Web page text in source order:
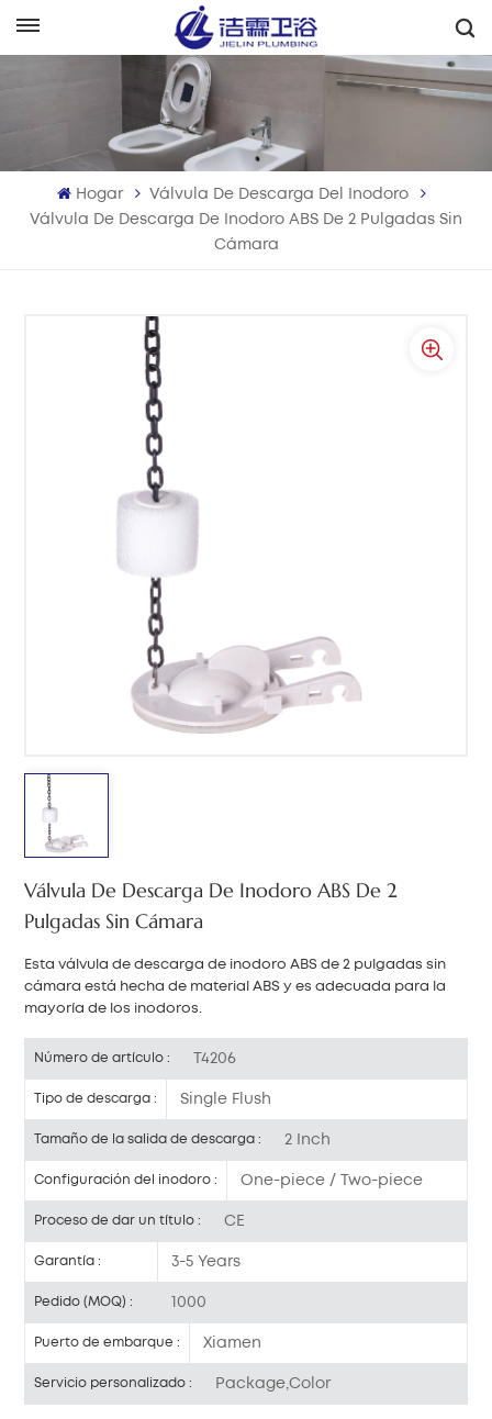
Français
Deutsch
Hogar
Válvula De Descarga Del Inodoro
Válvula De Descarga De Inodoro ABS De 2 Pulgadas Sin
Cámara
Válvula De Descarga De Inodoro ABS De 2
Pulgadas Sin Cámara
Esta válvula de descarga de inodoro ABS de 2 pulgadas sin
cámara está hecha de material ABS y es adecuada para la
mayoría de los inodoros.
Número de artículo : T4206
Tipo de descarga : Single Flush
Tamaño de la salida de descarga : 2 Inch
Configuración del inodoro : One-piece / Two-piece
Proceso de dar un título : CE
Garantía : 3-5 Years
Pedido (MOQ) : 1000
Puerto de embarque : Xiamen
Servicio personalizado : Package,Color